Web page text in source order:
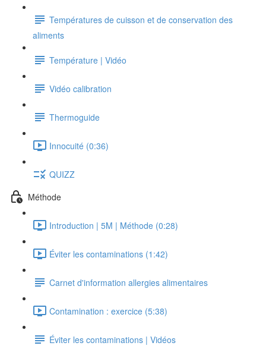
Températures de cuisson et de conservation des
aliments
Température | Vidéo
Vidéo calibration
Thermoguide
Innocuité (0:36)
QUIZZ
Méthode
Introduction | 5M | Méthode (0:28)
Éviter les contaminations (1:42)
Carnet d'information allergies alimentaires
Contamination : exercice (5:38)
Éviter les contaminations | Vidéos